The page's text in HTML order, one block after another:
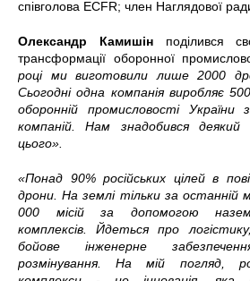
співголова ECFR; член Наглядової
Олександр Камишінподілився
трансформації оборонної
році ми виготовили лише 2000
Сьогодні одна компанія виробляє
оборонній промисловості України
компаній. Нам знадобився
цього».
«Понад 90% російських цілей в
дрони. На землі тільки за останній
000 місій за допомогою
комплексів. Йдеться про
бойове інженерне
розмінування. На мій погляд,